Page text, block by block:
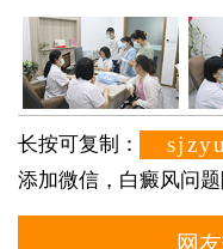
长按可复制：
添加微信，白癜风问